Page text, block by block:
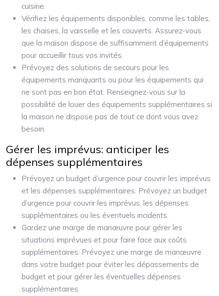
cuisine.
Vérifiez les équipements disponibles, comme les tables,
les chaises, la vaisselle et les couverts. Assurez-vous
que la maison dispose de suffisamment d’équipements
pour accueillir tous vos invités.
Prévoyez des solutions de secours pour les
équipements manquants ou pour les équipements qui
ne sont pas en bon état. Renseignez-vous sur la
possibilité de louer des équipements supplémentaires si
la maison ne dispose pas de tout ce dont vous avez
besoin.
Gérer les imprévus: anticiper les
dépenses supplémentaires
Prévoyez un budget d’urgence pour couvrir les imprévus
et les dépenses supplémentaires. Prévoyez un budget
d’urgence pour couvrir les imprévus, les dépenses
supplémentaires ou les éventuels incidents.
Gardez une marge de manœuvre pour gérer les
situations imprévues et pour faire face aux coûts
supplémentaires. Prévoyez une marge de manœuvre
dans votre budget pour éviter les dépassements de
budget et pour gérer les éventuelles dépenses
supplémentaires.